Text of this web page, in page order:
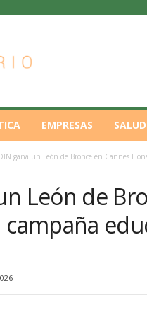
EMPRESAS SALUD
gana un León de Bronce en Cannes
León de